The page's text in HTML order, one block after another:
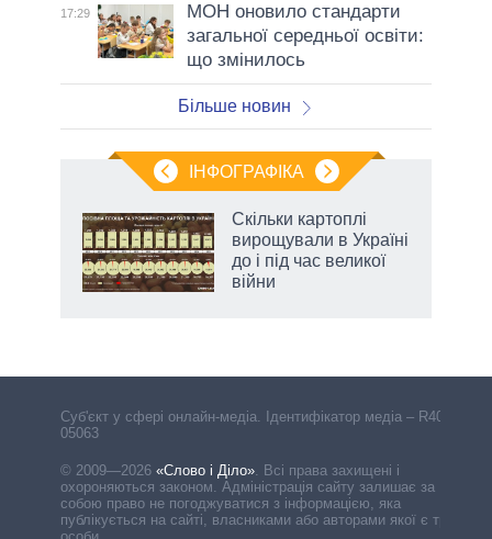
17:29
МОН оновило стандарти
загальної середньої освіти:
що змінилось
Більше новин
ІНФОГРАФІКА
Скільки картоплі
вирощували в Україні
до і під час великої
війни
Cуб'єкт у сфері онлайн-медіа. Ідентифікатор медіа – R40-
05063
© 2009—2026 «Слово і Діло». Всі права захищені і
охороняються законом. Адміністрація сайту залишає за
собою право не погоджуватися з інформацією, яка
публікується на сайті, власниками або авторами якої є треті